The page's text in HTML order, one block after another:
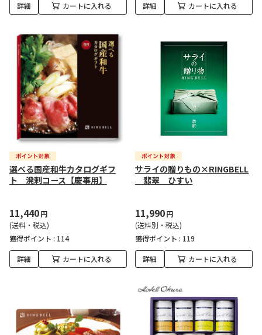
詳細 カートに入れる 詳細 カートに入れる
選べる国産和牛カタログギフ
ト 溌剌コース【慶事用】
11,440円
(送料・税込)
獲得ポイント : 114
詳細 カートに入れる
サライの贈りもの×RINGBELL
翡翠 ひすい
11,990円
(送料別・税込)
獲得ポイント : 119
詳細 カートに入れる